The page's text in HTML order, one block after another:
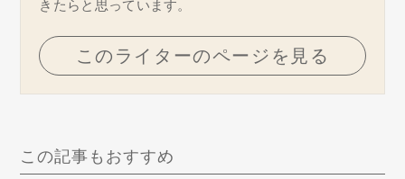
きたらと思っています。
このライターのページを見る
この記事もおすすめ